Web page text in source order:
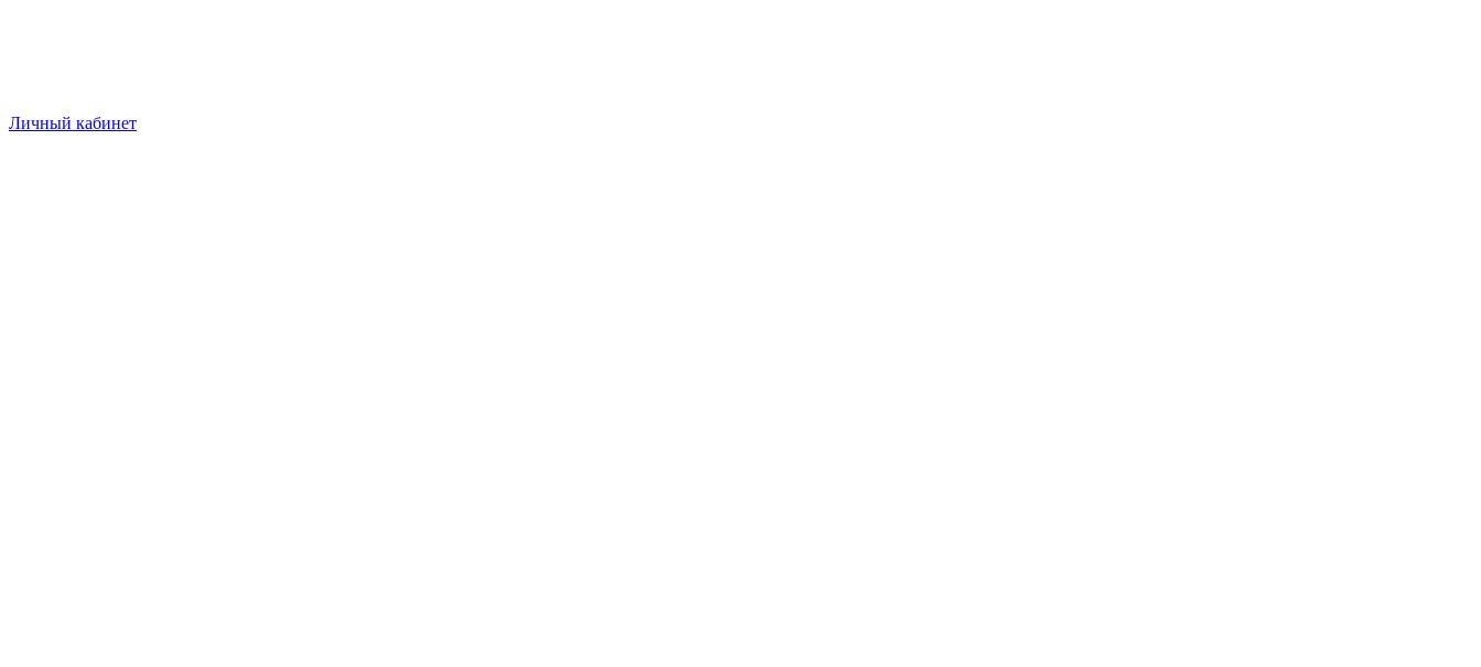
Личный кабинет